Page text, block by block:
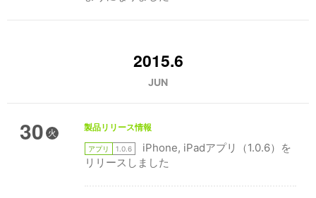
2015.6
JUN
30 火
製品リリース情報
アプリ 1.0.6
iPhone, iPadアプリ（1.0.6）を
リリースしました